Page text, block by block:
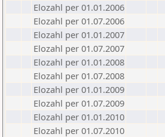
Elozahl per 01.01.2006
Elozahl per 01.07.2006
Elozahl per 01.01.2007
Elozahl per 01.07.2007
Elozahl per 01.01.2008
Elozahl per 01.07.2008
Elozahl per 01.01.2009
Elozahl per 01.07.2009
Elozahl per 01.01.2010
Elozahl per 01.07.2010